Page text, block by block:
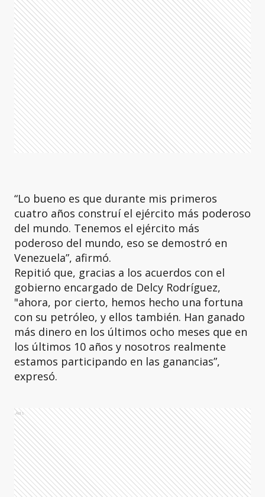
“Lo bueno es que durante mis primeros
cuatro años construí el ejército más poderoso
del mundo. Tenemos el ejército más
poderoso del mundo, eso se demostró en
Venezuela”, afirmó.
Repitió que, gracias a los acuerdos con el
gobierno encargado de Delcy Rodríguez,
"ahora, por cierto, hemos hecho una fortuna
con su petróleo, y ellos también. Han ganado
más dinero en los últimos ocho meses que en
los últimos 10 años y nosotros realmente
estamos participando en las ganancias”,
expresó.
Ads